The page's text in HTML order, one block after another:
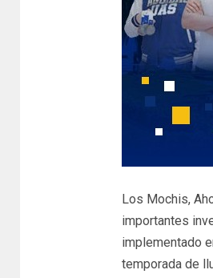
Los Mochis,
importantes
implementado
temporada de